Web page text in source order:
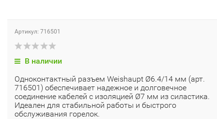
Артикул: 716501
В наличии
Одноконтактный разъем Weishaupt Ø6.4/14 мм (арт.
716501) обеспечивает надежное и долговечное
соединение кабелей с изоляцией Ø7 мм из силастика.
Идеален для стабильной работы и быстрого
обслуживания горелок.